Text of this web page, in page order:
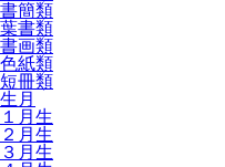
書簡類
葉書類
書画類
色紙類
短冊類
生月
１月生
２月生
３月生